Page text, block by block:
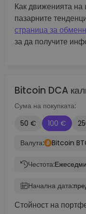
Как движенията на
пазарните
страница за
за да получите
Bitcoin DCA
Сума на покупката:
50 €
100 €
Валута:
Bitcoin
Честота:
Начална дата:
Стойност на